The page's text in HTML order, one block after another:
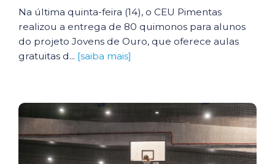
Na última quinta-feira (14), o CEU Pimentas
realizou a entrega de 80 quimonos para alunos
do projeto Jovens de Ouro, que oferece aulas
gratuitas d... [saiba mais]